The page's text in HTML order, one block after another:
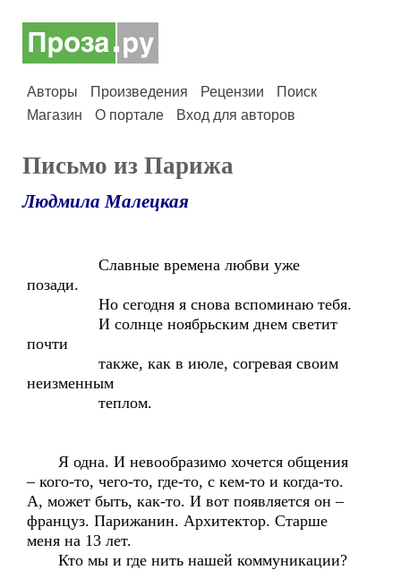
Авторы Произведения Рецензии
Поиск
Магазин
О портале Вход для авторов
Письмо из Парижа
Людмила Малецкая
Славные времена любви уже
позади.
Но сегодня я снова вспоминаю тебя.
И солнце ноябрьским днем светит
почти
также, как в июле, согревая своим
неизменным
теплом.
Я одна. И невообразимо хочется общения
– кого-то, чего-то, где-то, с кем-то и когда-то.
А, может быть, как-то. И вот появляется он –
француз. Парижанин. Архитектор. Старше
меня на 13 лет.
Кто мы и где нить нашей коммуникации?